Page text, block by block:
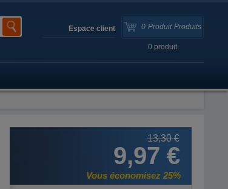
0 Produit Produits
0 produit
Espace client
13,30 €
9,97 €
Vous économisez 25%